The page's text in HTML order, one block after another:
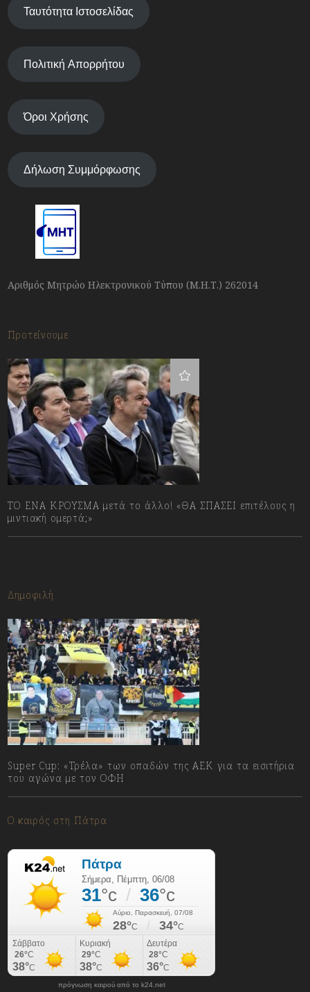
Ταυτότητα Ιστοσελίδας
Πολιτική Απορρήτου
Όροι Χρήσης
Δήλωση Συμμόρφωσης
Αριθμός Μητρώο Ηλεκτρονικού Τύπου (Μ.Η.Τ.) 262014
Προτείνουμε
ΤΟ ΕΝΑ ΚΡΟΥΣΜΑ μετά το άλλο! «ΘΑ ΣΠΑΣΕΙ επιτέλους η
μιντιακή ομερτά;»
Δημοφιλή
Super Cup: «Τρέλα» των οπαδών της ΑΕΚ για τα εισιτήρια
του αγώνα με τον ΟΦΗ
Ο καιρός στη Πάτρα
πρόγνωση καιρού από το k24.net